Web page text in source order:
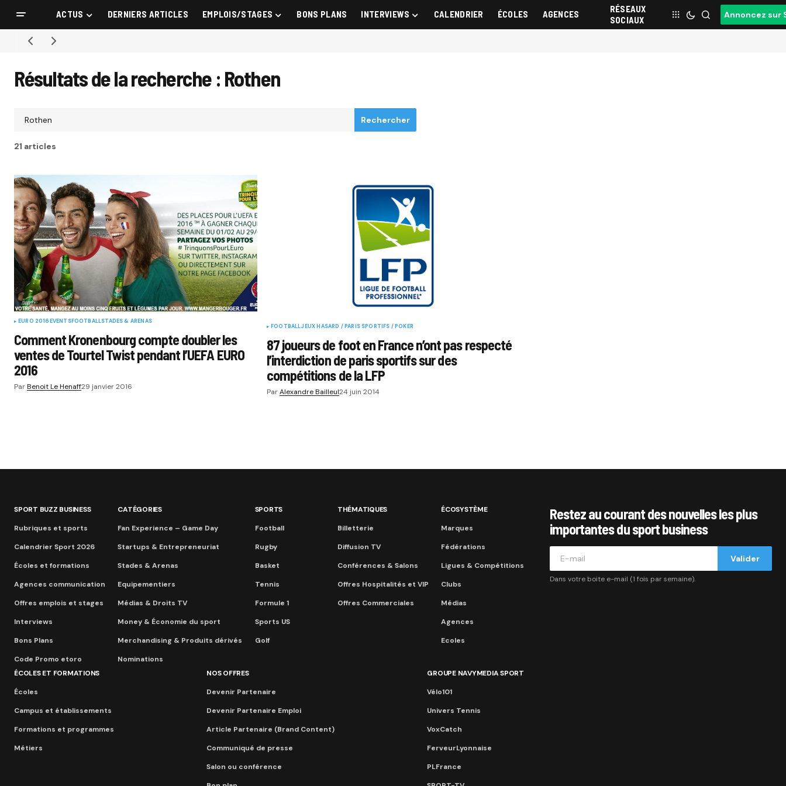
ACTUS DERNIERS ARTICLES EMPLOIS/STAGES BONS PLANS INTERVIEWS CALENDRIER ÉCOLES AGENCES
RÉSEAUX
SOCIAUX
Annoncez sur
Résultats de la recherche : Rothen
Rechercher
21 articles
EURO 2016EVENTSFOOTBALLSTADES & ARENAS
Comment Kronenbourg compte doubler les
ventes de Tourtel Twist pendant l’UEFA EURO
2016
ParBenoit Le Henaff29 janvier 2016
FOOTBALLJEUX HASARD / PARIS SPORTIFS / POKER
87 joueurs de foot en France n’ont pas respecté
l’interdiction de paris sportifs sur des
compétitions de la LFP
ParAlexandre Bailleul24 juin 2014
SPORT BUZZ BUSINESS
Rubriques et sports
Calendrier Sport 2026
Écoles et formations
Agences communication
Offres emplois et stages
Interviews
Bons Plans
Code Promo etoro
CATÉGORIES
Fan Experience – Game Day
Startups & Entrepreneuriat
Stades & Arenas
Equipementiers
Médias & Droits TV
Money & Économie du sport
Merchandising & Produits dérivés
Nominations
SPORTS
Football
Rugby
Basket
Tennis
Formule 1
Sports US
Golf
THÉMATIQUES
Billetterie
Diffusion TV
Conférences & Salons
Offres Hospitalités et VIP
Offres Commerciales
ÉCOSYSTÈME
Marques
Fédérations
Ligues & Compétitions
Clubs
Médias
Agences
Ecoles
ÉCOLES ET FORMATIONS
Écoles
Campus et établissements
Formations et programmes
Métiers
NOS OFFRES
Devenir Partenaire
Devenir Partenaire Emploi
Article Partenaire (Brand Content)
Communiqué de presse
Salon ou conférence
GROUPE NAVYMEDIA SPORT
Vélo101
Univers Tennis
VoxCatch
FerveurLyonnaise
PLFrance
Restez au courant des nouvelles les plus
importantes du sport business
Valider
Dans votre boite e-mail (1 fois par semaine).